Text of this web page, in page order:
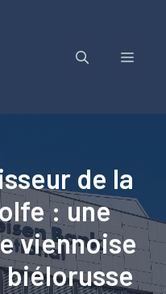
Menu
de la
: une
viennoise